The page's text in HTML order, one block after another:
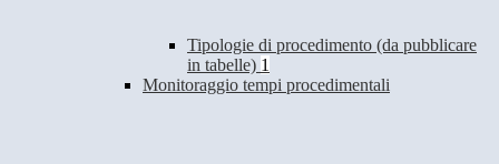
Tipologie di procedimento (da pubblicare
in tabelle) 1
Monitoraggio tempi procedimentali